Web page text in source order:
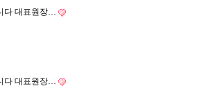
다 대표원장…
다 대표원장…